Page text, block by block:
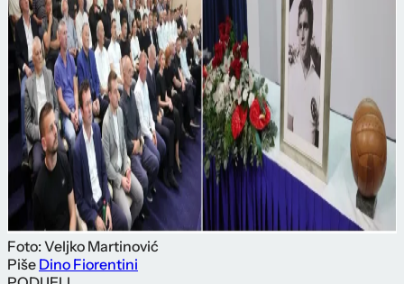
Foto: Veljko Martinović
Piše Dino Fiorentini